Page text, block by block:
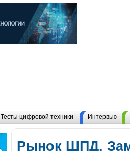
Тесты цифровой техники Интервью
Рынок ШПД.